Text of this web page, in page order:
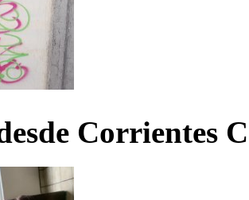
Corrientes